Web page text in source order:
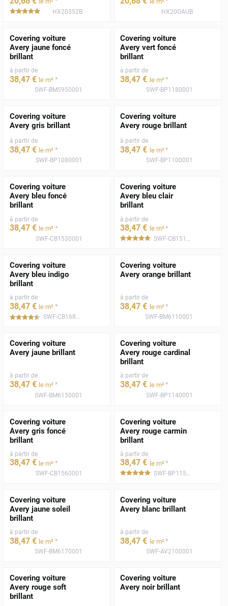
*****HX20352B HX20OAUB
Covering voiture
Avery jaune foncé
brillant
à partir de
38,47 € le m² *
SWF-BM5950001
Covering voiture
Avery vert foncé
brillant
à partir de
38,47 € le m²*
SWF-BP1180001
Covering voiture
Avery gris brillant
à partir de
38,47 € le m² *
SWF-BP1080001
Covering voiture
Avery rouge brillant
à partir de
38,47 € le m²*
SWF-BP1100001
Covering voiture
Avery bleu foncé
brillant
à partir de
38,47 € le m² *
SWF-CB1530001
Covering voiture
Avery bleu clair
brillant
à partir de
38,47 € le m²*
*****
Covering voiture
Avery bleu indigo
brillant
à partir de
38,47 € le m² *
***** SWF-CB1680001
Covering voiture
Avery orange brillant
à partir de
38,47 € le m²*
SWF-BM6110001
Covering voiture
Avery jaune brillant
à partir de
38,47 € le m² *
SWF-BM6150001
Covering voiture
Avery rouge cardinal
brillant
à partir de
38,47 € le m²*
SWF-BP1140001
Covering voiture
Avery gris foncé
brillant
à partir de
38,47 € le m² *
SWF-CB1560001
Covering voiture
Avery rouge carmin
brillant
à partir de
38,47 € le m²*
***** SWF-BP1150001
Covering voiture
Avery jaune soleil
brillant
à partir de
38,47 € le m² *
SWF-BM6170001
Covering voiture
Avery blanc brillant
à partir de
38,47 € le m²*
SWF-AV2100001
Covering voiture
Avery rouge soft
brillant
Covering voiture
Avery noir brillant